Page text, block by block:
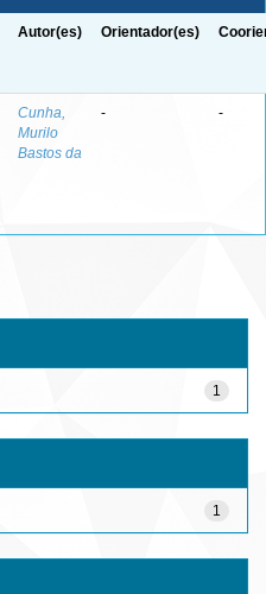
Autor(es) Orientador(es)
Cunha,
Murilo
Bastos da
- -
1
1